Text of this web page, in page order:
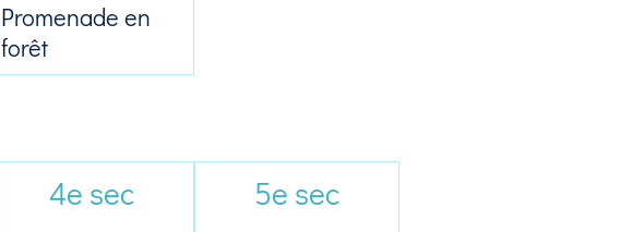
Promenade en
forêt
4e sec 5e sec